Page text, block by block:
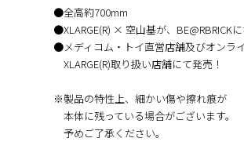
●全高約700mm
●XLARGE(R) × 空山基が、BE@RBRICK
●メディコム・トイ直営店舗及びオンラ
XLARGE(R)取り扱い店舗にて発売！
※製品の特性上、細かい傷や擦れ痕が
本体に残っている場合がございます。
予めご了承ください。